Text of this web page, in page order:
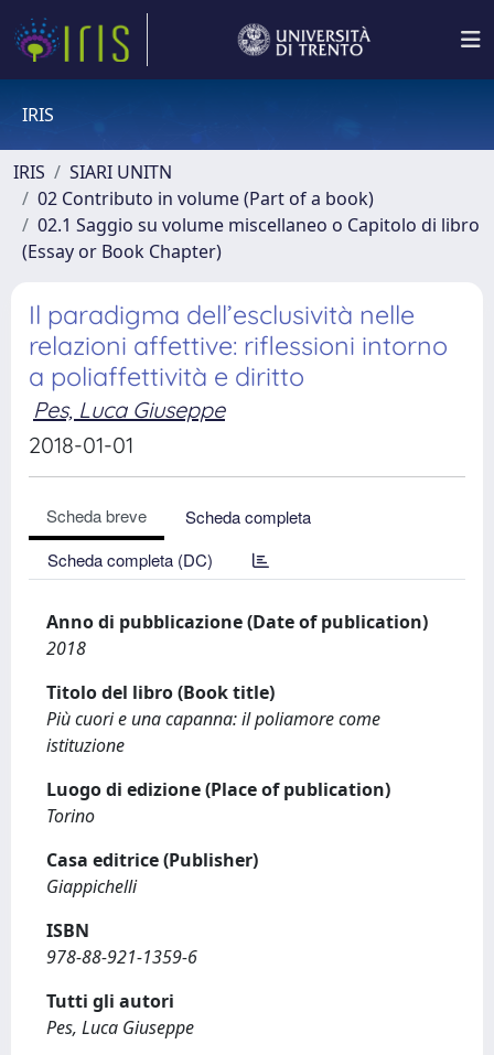
IRIS
IRIS
SIARI UNITN
02 Contributo in volume (Part of a book)
02.1 Saggio su volume miscellaneo o Capitolo di libro
(Essay or Book Chapter)
Il paradigma dell’esclusività nelle
relazioni affettive: riflessioni intorno
a poliaffettività e diritto
Pes, Luca Giuseppe
2018-01-01
Scheda breve
Scheda completa
Scheda completa (DC)
Anno di pubblicazione (Date of publication)
2018
Titolo del libro (Book title)
Più cuori e una capanna: il poliamore come
istituzione
Luogo di edizione (Place of publication)
Torino
Casa editrice (Publisher)
Giappichelli
ISBN
978-88-921-1359-6
Tutti gli autori
Pes, Luca Giuseppe